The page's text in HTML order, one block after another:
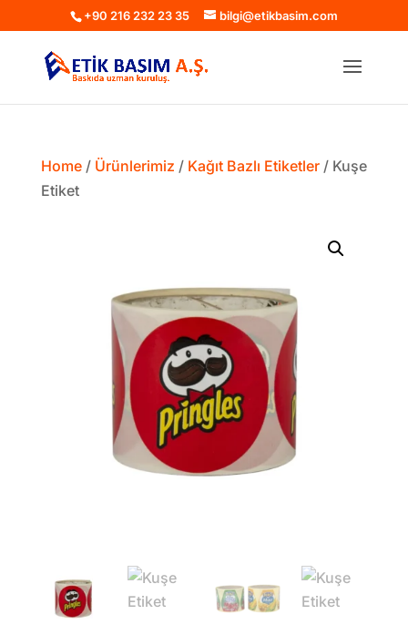
+90 216 232 23 35 bilgi@etikbasim.com
Home/ Ürünlerimiz / Kağıt Bazlı Etiketler/ Kuşe
Etiket